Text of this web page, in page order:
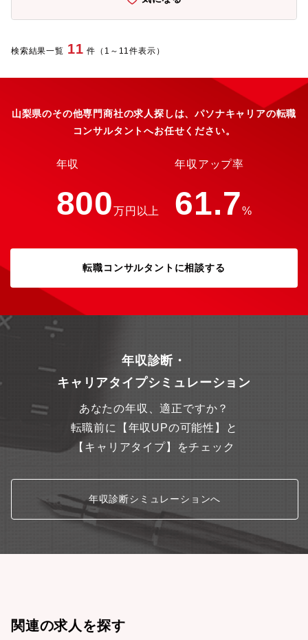
検索結果一覧 11 件（1～11件表示）
山梨県のその他専門商社の求人探しは、パソナキャリアの転職
コンサルタントへお任せください。
年収
800万円以上
年収アップ率
61.7%
転職コンサルタントに相談する
年収診断・
キャリアタイプシミュレーション
あなたの年収、適正ですか？
転職前に【年収UPの可能性】と
【キャリアタイプ】をチェック
年収診断シミュレーションへ
関連の求人を探す